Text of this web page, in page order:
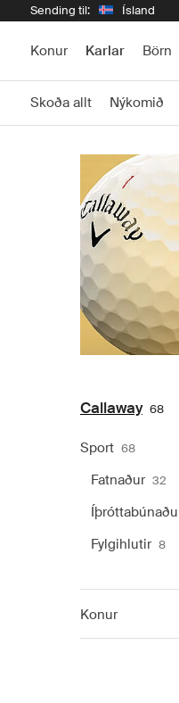
Sending til: Ísland
Konur Karlar Börn
Skoða allt Nýkomið
Callaway 68
Sport 68
Fatnaður 32
Fylgihlutir 8
Konur